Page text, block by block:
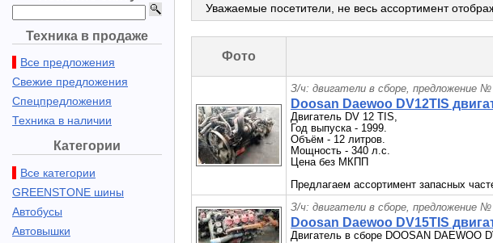
Техника в продаже
Все предложения
Свежие предложения
Спецпредложения
Техника в наличии
Категории
Все категории
GREENSTONE шины
Автобусы
Автовышки
Уважаемые посетители, не весь ассортимент
Фото
З/ч: двигатели в сборе, предложение №
Doosan Daewoo DV12TIS
Двигатель DV 12 TIS,
Год выпуска - 1999.
Объём - 12 литров.
Мощность - 340 л.с.
Цена без МКПП
Предлагаем ассортимент запасных
З/ч: двигатели в сборе, предложение №
Doosan Daewoo DV15TIS
Двигатель в сборе DOOSAN DAEWOO